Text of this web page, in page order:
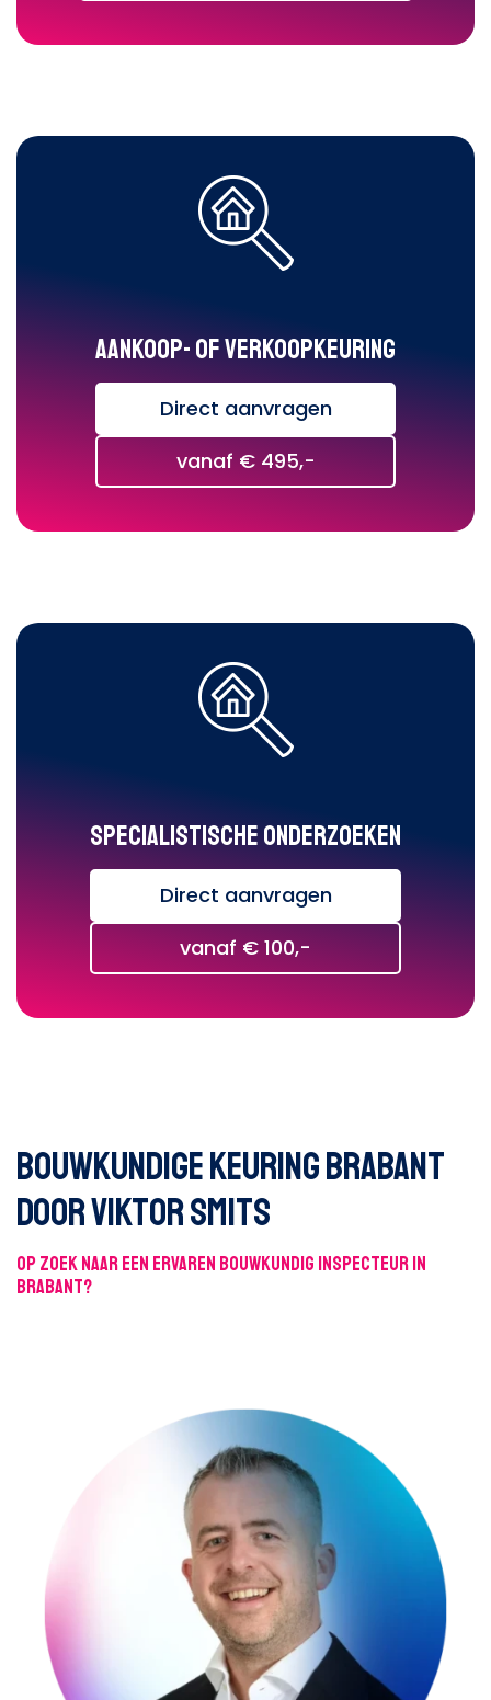
Aankoop- of verkoopkeuring
Direct aanvragen
vanaf € 495,-
Specialistische onderzoeken
Direct aanvragen
vanaf € 100,-
Bouwkundige keuring Brabant
door Viktor Smits
Op zoek naar een ervaren bouwkundig inspecteur in
Brabant?